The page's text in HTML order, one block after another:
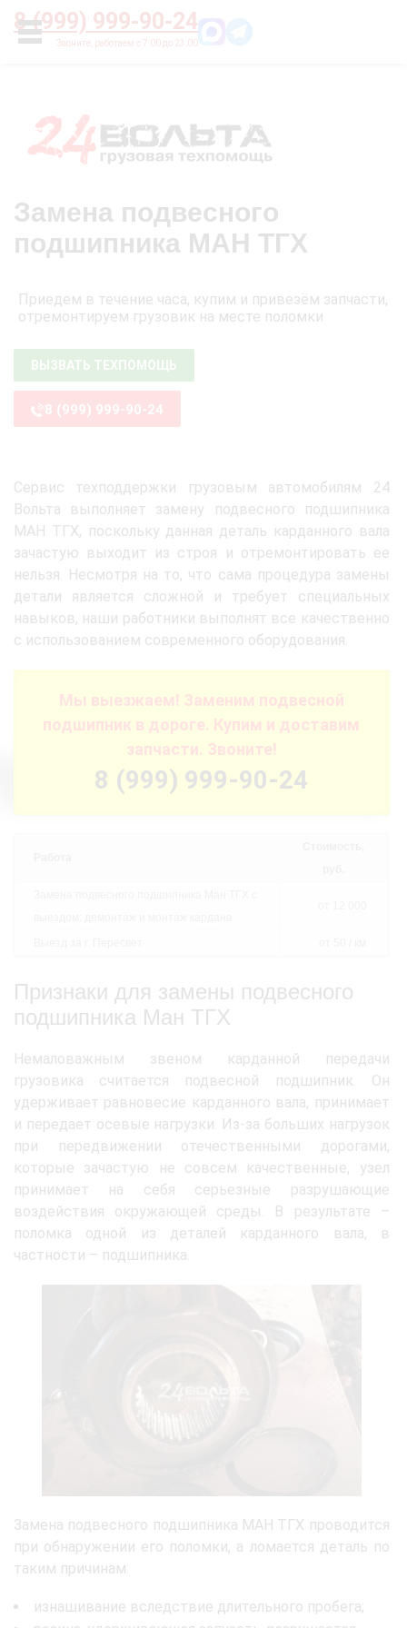
8 (999) 999-90-24
УСЛУГИ
Главная О нас Цены
Замена подвесного
подшипника МАН ТГХ
Приедем в течение часа, купим и привезём запчасти,
отремонтируем грузовик на месте поломки
ВЫЗВАТЬ ТЕХПОМОЩЬ
8 (999) 999-90-24
Сервис техподдержки грузовым автомобилям 24
Вольта выполняет замену подвесного подшипника
МАН ТГХ, поскольку данная деталь карданного вала
зачастую выходит из строя и отремонтировать ее
нельзя. Несмотря на то, что сама процедура замены
детали является сложной и требует специальных
навыков, наши работники выполнят все качественно
с использованием современного оборудования.
Мы выезжаем! Заменим подвесной
подшипник в дороге. Купим и доставим
запчасти. Звоните!
8 (999) 999-90-24
Признаки для замены подвесного
подшипника Ман ТГХ
Немаловажным звеном карданной передачи
грузовика считается подвесной подшипник. Он
удерживает равновесие карданного вала, принимает
и передает осевые нагрузки. Из-за больших нагрузок
при передвижении отечественными дорогами,
которые зачастую не совсем качественные, узел
принимает на себя серьезные разрушающие
воздействия окружающей среды. В результате –
поломка одной из деталей карданного вала, в
частности – подшипника.
Замена подвесного подшипника МАН ТГХ проводится
при обнаружении его поломки, а ломается деталь по
таким причинам:
изнашивание вследствие длительного пробега;